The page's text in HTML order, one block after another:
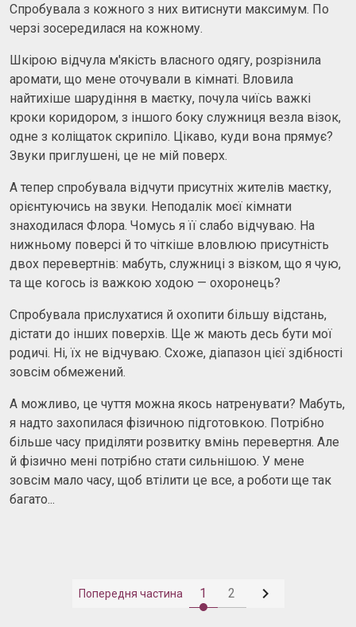
Спробувала з кожного з них витиснути максимум. По
черзі зосередилася на кожному.
Шкірою відчула м'якість власного одягу, розрізнила
аромати, що мене оточували в кімнаті. Вловила
найтихіше шарудіння в маєтку, почула чиїсь важкі
кроки коридором, з іншого боку служниця везла візок,
одне з коліщаток скрипіло. Цікаво, куди вона прямує?
Звуки приглушені, це не мій поверх.
А тепер спробувала відчути присутніх жителів маєтку,
орієнтуючись на звуки. Неподалік моєї кімнати
знаходилася Флора. Чомусь я її слабо відчуваю. На
нижньому поверсі й то чіткіше вловлюю присутність
двох перевертнів: мабуть, служниці з візком, що я чую,
та ще когось із важкою ходою — охоронець?
Спробувала прислухатися й охопити більшу відстань,
дістати до інших поверхів. Ще ж мають десь бути мої
родичі. Ні, їх не відчуваю. Схоже, діапазон цієї здібності
зовсім обмежений.
А можливо, це чуття можна якось натренувати? Мабуть,
я надто захопилася фізичною підготовкою. Потрібно
більше часу приділяти розвитку вмінь перевертня. Але
й фізично мені потрібно стати сильнішою. У мене
зовсім мало часу, щоб втілити це все, а роботи ще так
багато...
Попередня частина 1 2 